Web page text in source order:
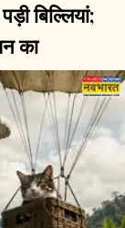
बिल्लियां;
का